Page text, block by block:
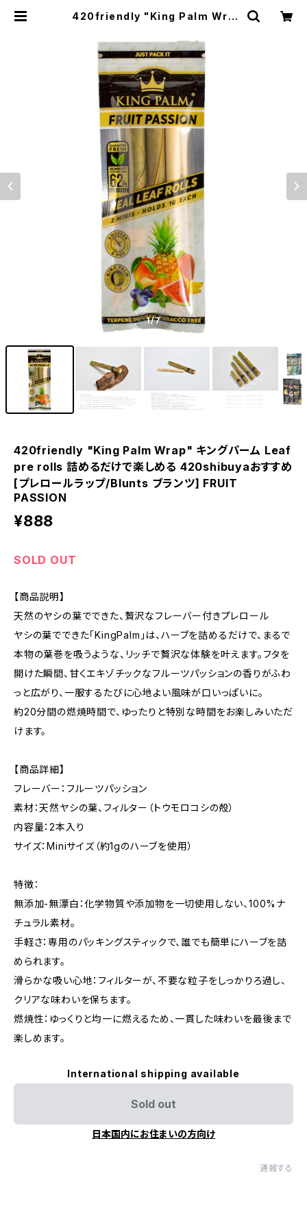
420friendly "King Palm Wra
めるだけで楽しめる 420shibuyaお
すすめ [プレロールラップ/Blunts ブ
ランツ] FRUIT PASSION | 420sh
ibuya official
1/7
420friendly "King Palm Wrap" キングパーム Leaf
pre rolls 詰めるだけで楽しめる 420shibuyaおすすめ
[プレロールラップ/Blunts ブランツ] FRUIT
PASSION
¥888
SOLD OUT
【商品説明】
天然のヤシの葉でできた、贅沢なフレーバー付きプレロール
ヤシの葉でできた「KingPalm」は、ハーブを詰めるだけで、まるで
本物の葉巻を吸うような、リッチで贅沢な体験を叶えます。フタを
開けた瞬間、甘くエキゾチックなフルーツパッションの香りがふわ
っと広がり、一服するたびに心地よい風味が口いっぱいに。
約20分間の燃焼時間で、ゆったりと特別な時間をお楽しみいただ
けます。
【商品詳細】
フレーバー：フルーツパッション
素材：天然ヤシの葉、フィルター（トウモロコシの殻）
内容量：2本入り
サイズ：Miniサイズ（約1gのハーブを使用）
特徴：
無添加-無漂白：化学物質や添加物を一切使用しない、100%ナ
チュラル素材。
手軽さ：専用のパッキングスティックで、誰でも簡単にハーブを詰
められます。
滑らかな吸い心地：フィルターが、不要な粒子をしっかりろ過し、
クリアな味わいを保ちます。
燃焼性：ゆっくりと均一に燃えるため、一貫した味わいを最後まで
楽しめます。
International shipping available
Sold out
日本国内にお住まいの方向け
通報する